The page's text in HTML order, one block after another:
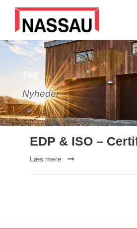
Tag
Nyheder
EDP & ISO –
Læs mere